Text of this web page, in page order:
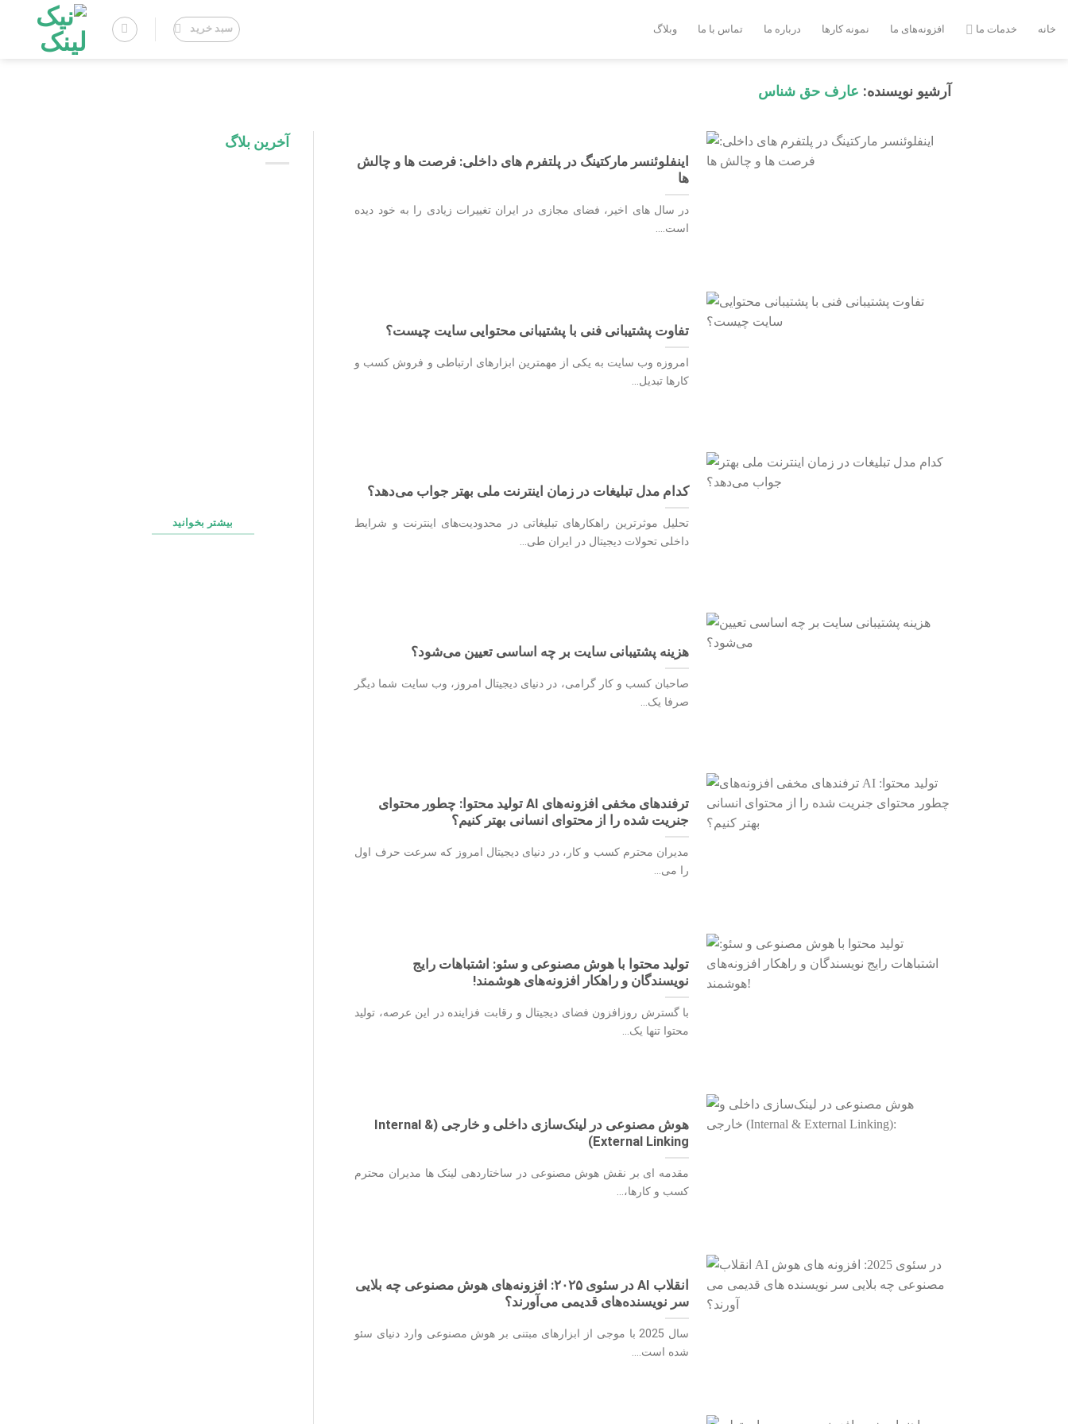
خانه خدمات ما افزونه‌های ما نمونه کارها درباره ما تماس با ما وبلاگ سبد خرید
آرشیو نویسنده: عارف حق شناس
اینفلوئنسر مارکتینگ در پلتفرم های داخلی: فرصت ها و چالش
ها
در سال های اخیر، فضای مجازی در ایران تغییرات زیادی را به خود دیده
است....
تفاوت پشتیبانی فنی با پشتیبانی محتوایی سایت چیست؟
امروزه وب سایت به یکی از مهمترین ابزارهای ارتباطی و فروش کسب و
کارها تبدیل...
کدام مدل تبلیغات در زمان اینترنت ملی بهتر جواب می‌دهد؟
تحلیل موثرترین راهکارهای تبلیغاتی در محدودیت‌های اینترنت و شرایط
داخلی تحولات دیجیتال در ایران طی...
هزینه پشتیبانی سایت بر چه اساسی تعیین می‌شود؟
صاحبان کسب و کار گرامی، در دنیای دیجیتال امروز، وب سایت شما دیگر
صرفا یک...
ترفندهای مخفی افزونه‌های AI تولید محتوا: چطور محتوای
جنریت شده را از محتوای انسانی بهتر کنیم؟
مدیران محترم کسب و کار، در دنیای دیجیتال امروز که سرعت حرف اول
را می...
تولید محتوا با هوش مصنوعی و سئو: اشتباهات رایج
نویسندگان و راهکار افزونه‌های هوشمند!
با گسترش روزافزون فضای دیجیتال و رقابت فزاینده در این عرصه، تولید
محتوا تنها یک...
هوش مصنوعی در لینک‌سازی داخلی و خارجی (Internal &
External Linking)
مقدمه ای بر نقش هوش مصنوعی در ساختاردهی لینک ها مدیران محترم
کسب و کارها،...
انقلاب AI در سئوی ۲۰۲۵: افزونه‌های هوش مصنوعی چه بلایی
سر نویسنده‌های قدیمی می‌آورند؟
سال 2025 با موجی از ابزارهای مبتنی بر هوش مصنوعی وارد دنیای سئو
شده است....
آخرین بلاگ
بیشتر بخوانید